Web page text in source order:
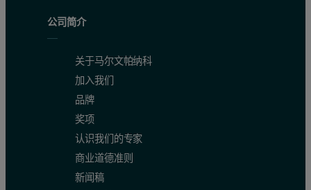
公司简介
关于马尔文帕纳科
加入我们
品牌
奖项
认识我们的专家
商业道德准则
新闻稿